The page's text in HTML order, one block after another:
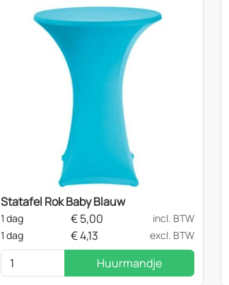
Statafel Rok Baby Blauw
1 dag €5,00
incl. BTW
1 dag
€4,13 excl. BTW
Huurmandje